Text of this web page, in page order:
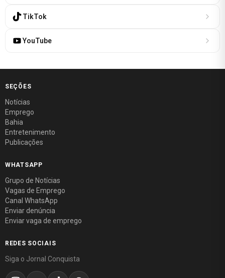
TikTok
YouTube
SEÇÕES
Notícias
Emprego
Bahia
Entretenimento
Publicações
WHATSAPP
Grupo de Notícias
Vagas de Emprego
Canal WhatsApp
Enviar denúncia
Enviar vaga de emprego
REDES SOCIAIS
Siga o Jornal Conquista